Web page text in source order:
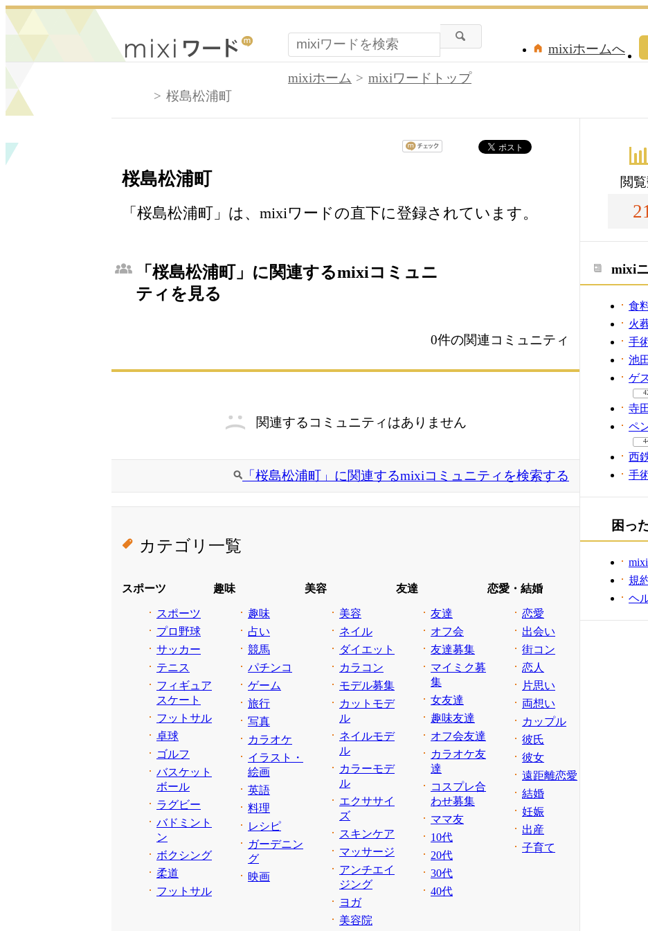
mixiホームへ
mixiホーム
mixiワードトップ
桜島松浦町
桜島松浦町
「桜島松浦町」は、mixiワードの直下に登録されています。
「桜島松浦町」に関連するmixiコミュニ
ティを見る
0件の関連コミュニティ
関連するコミュニティはありません
「桜島松浦町」に関連するmixiコミュニティを検索する
カテゴリ一覧
スポーツ
スポーツ
プロ野球
サッカー
テニス
フィギュア
スケート
フットサル
卓球
ゴルフ
バスケット
ボール
ラグビー
バドミント
ン
ボクシング
柔道
フットサル
趣味
趣味
占い
競馬
パチンコ
ゲーム
旅行
写真
カラオケ
イラスト・
絵画
英語
料理
レシピ
ガーデニン
グ
映画
美容
美容
ネイル
ダイエット
カラコン
モデル募集
カットモデ
ル
ネイルモデ
ル
カラーモデ
ル
エクササイ
ズ
スキンケア
マッサージ
アンチエイ
ジング
ヨガ
美容院
友達
友達
オフ会
友達募集
マイミク募
集
女友達
趣味友達
オフ会友達
カラオケ友
達
コスプレ合
わせ募集
ママ友
10代
20代
30代
40代
恋愛・結婚
恋愛
出会い
街コン
恋人
片思い
両想い
カップル
彼氏
彼女
遠距離恋愛
結婚
妊娠
出産
子育て
閲
mixi
食
火
手
池
ゲ
寺
ペ
西
手
困っ
規
ヘ